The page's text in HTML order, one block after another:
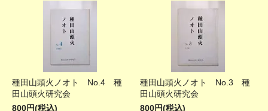
種田山頭火ノオト No.4 種
田山頭火研究会
800円(税込)
種田山頭火ノオト No.3 種
田山頭火研究会
800円(税込)